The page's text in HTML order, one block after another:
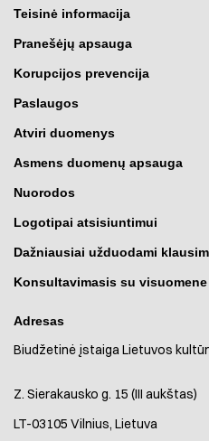
Teisinė informacija
Pranešėjų apsauga
Korupcijos prevencija
Paslaugos
Atviri duomenys
Asmens duomenų apsauga
Nuorodos
Logotipai atsisiuntimui
Dažniausiai užduodami
Konsultavimasis su visuomene
Adresas
Biudžetinė įstaiga Lietuvos
Z. Sierakausko g. 15 (III aukštas)
LT-03105 Vilnius, Lietuva